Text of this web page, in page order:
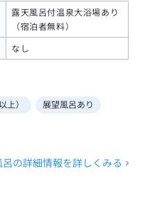
露天風呂付温泉大浴場あり
（宿泊者無料）
なし
上） 展望風呂あり
呂の詳細情報を詳しくみる